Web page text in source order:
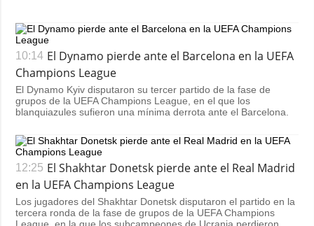
10:14 El Dynamo pierde ante el Barcelona en la UEFA
Champions League
El Dynamo Kyiv disputaron su tercer partido de la fase de
grupos de la UEFA Champions League, en el que los
blanquiazules sufieron una mínima derrota ante el Barcelona.
12:25 El Shakhtar Donetsk pierde ante el Real Madrid
en la UEFA Champions League
Los jugadores del Shakhtar Donetsk disputaron el partido en la
tercera ronda de la fase de grupos de la UEFA Champions